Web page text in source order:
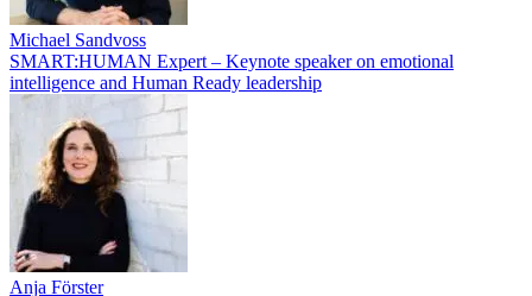
Michael Sandvoss
SMART:HUMAN Expert – Keynote speaker on emotional
intelligence and Human Ready leadership
Anja Förster